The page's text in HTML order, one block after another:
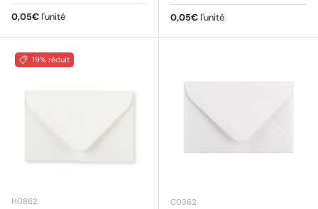
Prix habituel
0,05€ l'unité Prix habituel
0,05€ l'unité
19% réduit
H0862 C0362